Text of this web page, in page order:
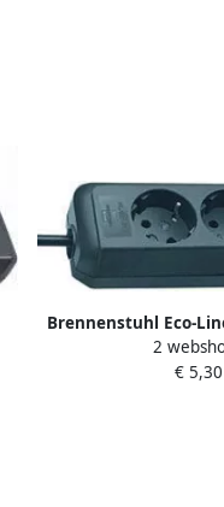
Brennenstuhl Eco-
voudig zwart 1 5m
2
€ 5,30